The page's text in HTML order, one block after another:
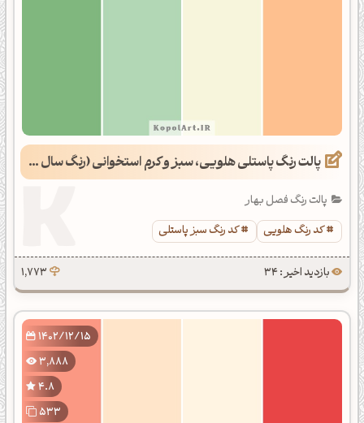
پالت رنگ پاستلی هلویی، سبز و کرم استخوانی (رنگ سال 1403)
پالت رنگ فصل بهار
کد رنگ هلویی
کد رنگ سبز پاستلی
بازدید اخیر : 34 1,773
1402/12/15
3,888
4.8
533